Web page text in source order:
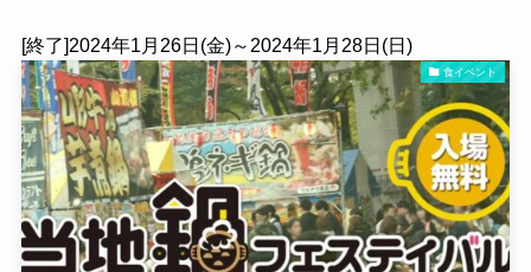
[終了]2024年1月26日(金)～2024年1月28日(日)
食イベント